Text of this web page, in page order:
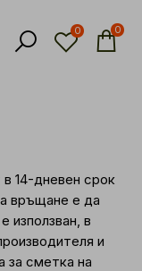
0 0
14-дневен срок
връщане е да
използван, в
и
за сметка на